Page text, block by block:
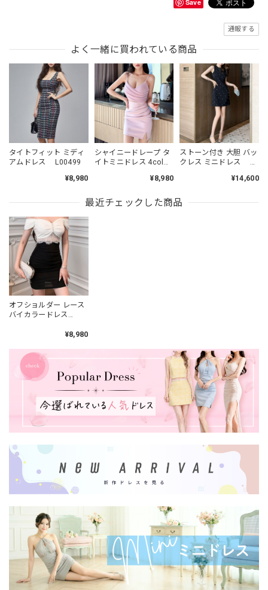
Save
通報する
よく一緒に買われている商品
タイトフィット ミディ
アムドレス L00499
¥8,980
シャイニードレープ タ
イトミニドレス 4col
¥8,980
ストーン付き 大胆 バッ
クレス ミニドレス
¥14,600
最近チェックした商品
オフショルダー レース
バイカラードレス
¥8,980